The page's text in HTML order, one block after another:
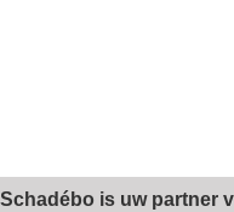
Schadébo is uw partner